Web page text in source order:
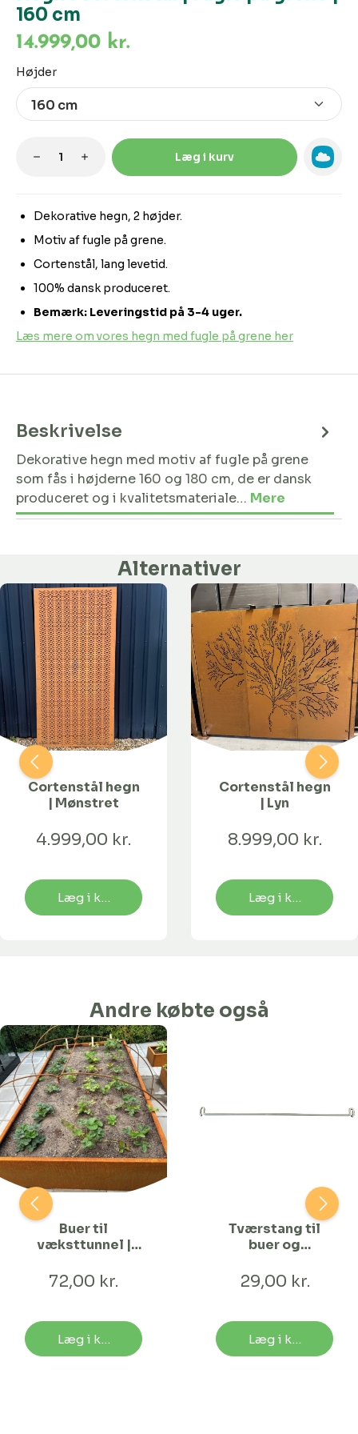
160 cm
Dekorative hegn, 2 højder.
Motiv af fugle på grene.
Cortenstål, lang levetid.
100% dansk produceret.
Bemærk: Leveringstid på 3-4 uger.
Læs mere om vores hegn med fugle på grene her
14.999,00 kr.
Vælg
Højder
Produktmængde: Indtast den
Læg i kurv
Beskrivelse
Dekorative hegn med motiv af fugle på grene
som fås i højderne 160 og 180 cm, de er dansk
produceret og i kvalitetsmateriale… Mere
Alternativer
Cortenstål hegn
| Mønstret
4.999,00 kr.
Læg i kurv
Cortenstål hegn
| Lyn
8.999,00 kr.
Læg i kurv
Andre købte også
Buer til
væksttunnel |
72,00 kr.
Læg i kurv
Tværstang til
buer og
29,00 kr.
Læg i kurv